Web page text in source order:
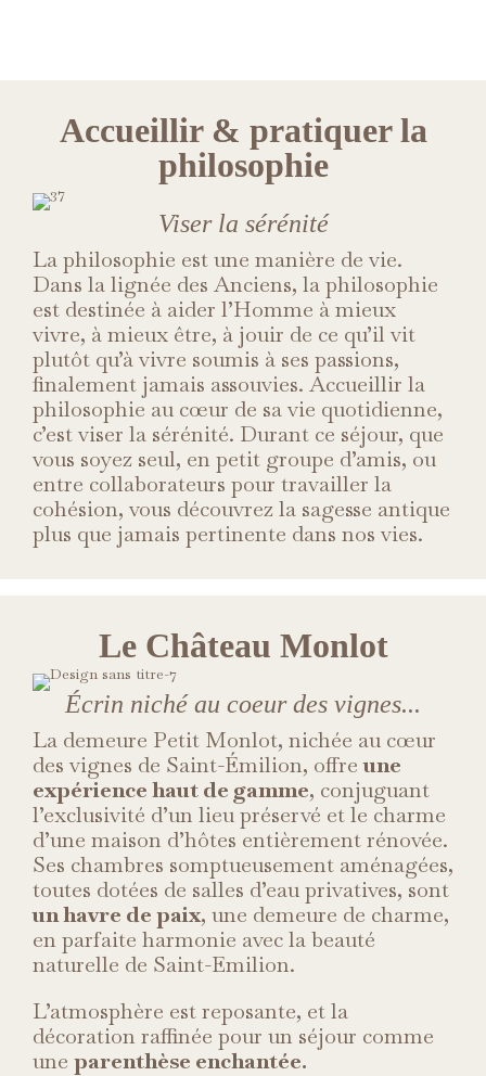
Accueillir & pratiquer la
philosophie
Viser la sérénité
La philosophie est une manière de vie.
Dans la lignée des Anciens, la philosophie
est destinée à aider l’Homme à mieux
vivre, à mieux être, à jouir de ce qu’il vit
plutôt qu’à vivre soumis à ses passions,
finalement jamais assouvies. Accueillir la
philosophie au cœur de sa vie quotidienne,
c’est viser la sérénité. Durant ce séjour, que
vous soyez seul, en petit groupe d’amis, ou
entre collaborateurs pour travailler la
cohésion, vous découvrez la sagesse antique
plus que jamais pertinente dans nos vies.
Le Château Monlot
Écrin niché au coeur des vignes...
La demeure Petit Monlot, nichée au cœur
des vignes de Saint-Émilion, offreune
expérience haut de gamme, conjuguant
l’exclusivité d’un lieu préservé et le charme
d’une maison d’hôtes entièrement rénovée.
Ses chambres somptueusement aménagées,
toutes dotées de salles d’eau privatives, sont
un havre de paix, une demeure de charme,
en parfaite harmonie avec la beauté
naturelle de Saint-Emilion.
L’atmosphère est reposante, et la
décoration raffinée pour un séjour comme
une parenthèse enchantée.